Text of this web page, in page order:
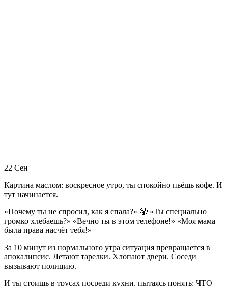
22 Сен
Картина маслом: воскресное утро, ты спокойно пьёшь кофе. И
тут начинается.
«Почему ты не спросил, как я спала?» 😤 «Ты специально
громко хлебаешь?» «Вечно ты в этом телефоне!» «Моя мама
была права насчёт тебя!»
За 10 минут из нормального утра ситуация превращается в
апокалипсис. Летают тарелки. Хлопают двери. Соседи
вызывают полицию.
И ты стоишь в трусах посреди кухни, пытаясь понять: ЧТО